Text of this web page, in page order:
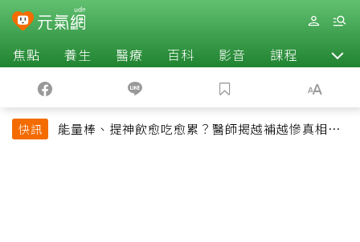
焦點 養生 醫療 百科 影音 課程 退休
快訊
能量棒、提神飲愈吃愈累？醫師揭越補越慘真相：